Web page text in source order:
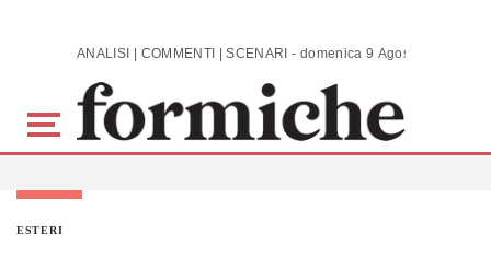
Skip to main content ANALISI | COMMENTI | SCENARI - domenica 9 Agosto 2026
ESTERI